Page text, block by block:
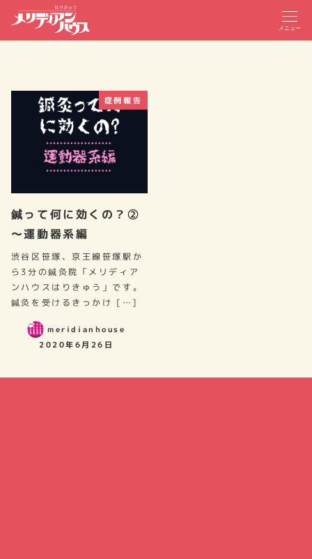
メニュー
症例報告
鍼って何に効くの？②
～運動器系編
渋谷区笹塚、京王線笹塚駅か
ら3分の鍼灸院「メリディア
ンハウスはりきゅう」です。
鍼灸を受けるきっかけ […]
meridianhouse
2020年6月26日